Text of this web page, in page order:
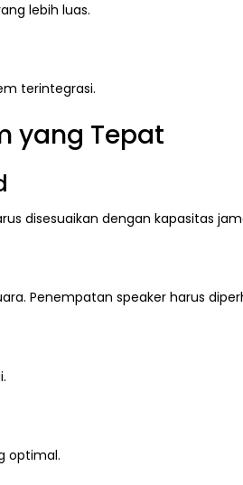
lebih luas.
terintegrasi.
yang Tepat
disesuaikan dengan kapasitas
Penempatan speaker harus
optimal.